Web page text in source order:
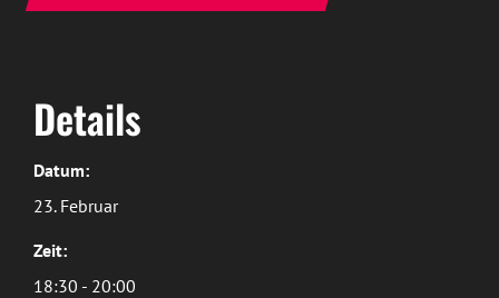
Details
Datum:
23. Februar
Zeit:
18:30 - 20:00